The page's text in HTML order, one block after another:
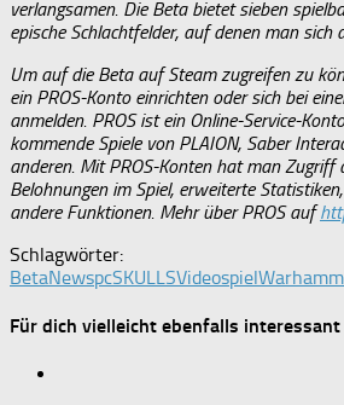
verlangsamen. Die Beta bietet sieben
epische Schlachtfelder, auf denen man sich
Um auf die Beta auf Steam zugreifen zu
ein PROS-Konto einrichten oder sich bei
anmelden. PROS ist ein Online-Service-
kommende Spiele von PLAION, Saber
anderen. Mit PROS-Konten hat man Zugriff
Belohnungen im Spiel, erweiterte
andere Funktionen. Mehr über PROS auf
Schlagwörter:
BetaNewspcSKULLSVideospiel
Für dich vielleicht ebenfalls